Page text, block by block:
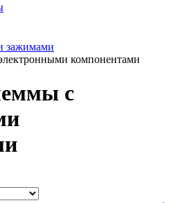
зажимами
компонентами
с